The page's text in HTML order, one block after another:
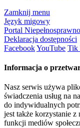
Zamknij menu
Język migowy
Portal
Deklaracja dostępności
FacebookYouTube Tik
Informacja o
Nasz serwis używa
świadczenia usług na
do indywidualnych
jest także korzystanie z
funkcji mediów